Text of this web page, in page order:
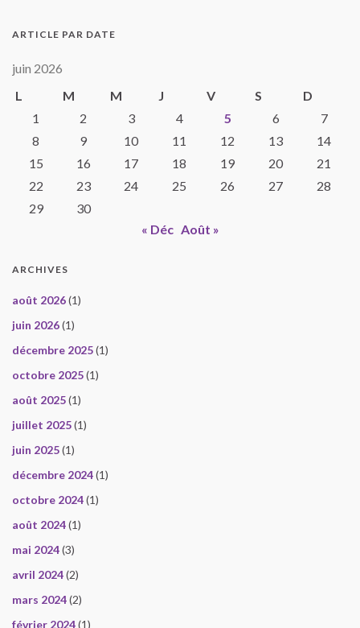
ARTICLE PAR DATE
juin 2026
L
M M J V S
D
1
2 3 4 5 6
7
8
9 10 11 12 13
14
15
16 17 18 19 20
21
22
23 24 25 26 27
28
29
30
« Déc Août »
ARCHIVES
août 2026(1)
juin 2026(1)
décembre 2025(1)
octobre 2025(1)
août 2025(1)
juillet 2025(1)
juin 2025(1)
décembre 2024(1)
octobre 2024(1)
août 2024(1)
mai 2024(3)
avril 2024(2)
mars 2024(2)
février 2024(1)